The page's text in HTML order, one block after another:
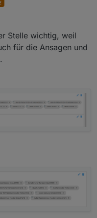
Stelle wichtig, weil
für die Ansagen und